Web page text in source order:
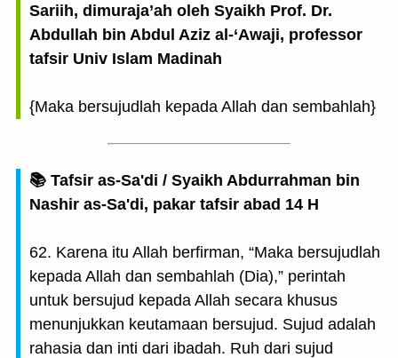
Sariih, dimuraja’ah oleh Syaikh Prof. Dr.
Abdullah bin Abdul Aziz al-‘Awaji, professor
tafsir Univ Islam Madinah
{Maka bersujudlah kepada Allah dan sembahlah}
📚 Tafsir as-Sa'di / Syaikh Abdurrahman bin
Nashir as-Sa'di, pakar tafsir abad 14 H
62. Karena itu Allah berfirman, “Maka bersujudlah
kepada Allah dan sembahlah (Dia),” perintah
untuk bersujud kepada Allah secara khusus
menunjukkan keutamaan bersujud. Sujud adalah
rahasia dan inti dari ibadah. Ruh dari sujud